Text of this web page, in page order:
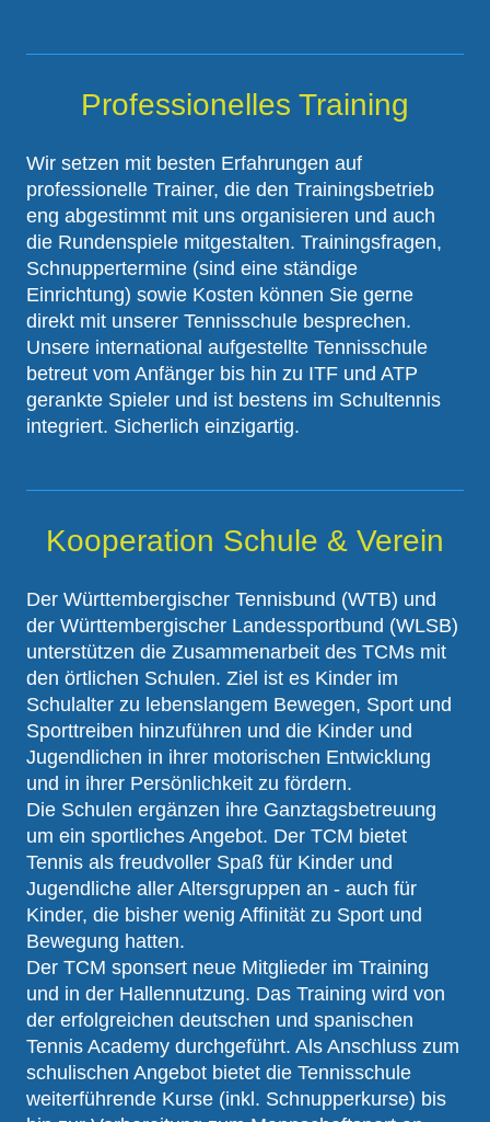
Professionelles Training
Wir setzen mit besten Erfahrungen auf
professionelle Trainer, die den Trainingsbetrieb
eng abgestimmt mit uns organisieren und auch
die Rundenspiele mitgestalten. Trainingsfragen,
Schnuppertermine (sind eine ständige
Einrichtung) sowie Kosten können Sie gerne
direkt mit unserer Tennisschule besprechen.
Unsere international aufgestellte Tennisschule
betreut vom Anfänger bis hin zu ITF und ATP
gerankte Spieler und ist bestens im Schultennis
integriert. Sicherlich einzigartig.
Kooperation Schule & Verein
Der Württembergischer Tennisbund (WTB) und
der Württembergischer Landessportbund (WLSB)
unterstützen die Zusammenarbeit des TCMs mit
den örtlichen Schulen. Ziel ist es Kinder im
Schulalter zu lebenslangem Bewegen, Sport und
Sporttreiben hinzuführen und die Kinder und
Jugendlichen in ihrer motorischen Entwicklung
und in ihrer Persönlichkeit zu fördern.
Die Schulen ergänzen ihre Ganztagsbetreuung
um ein sportliches Angebot. Der TCM bietet
Tennis als freudvoller Spaß für Kinder und
Jugendliche aller Altersgruppen an - auch für
Kinder, die bisher wenig Affinität zu Sport und
Bewegung hatten.
Der TCM sponsert neue Mitglieder im Training
und in der Hallennutzung. Das Training wird von
der erfolgreichen deutschen und spanischen
Tennis Academy durchgeführt. Als Anschluss zum
schulischen Angebot bietet die Tennisschule
weiterführende Kurse (inkl. Schnupperkurse) bis